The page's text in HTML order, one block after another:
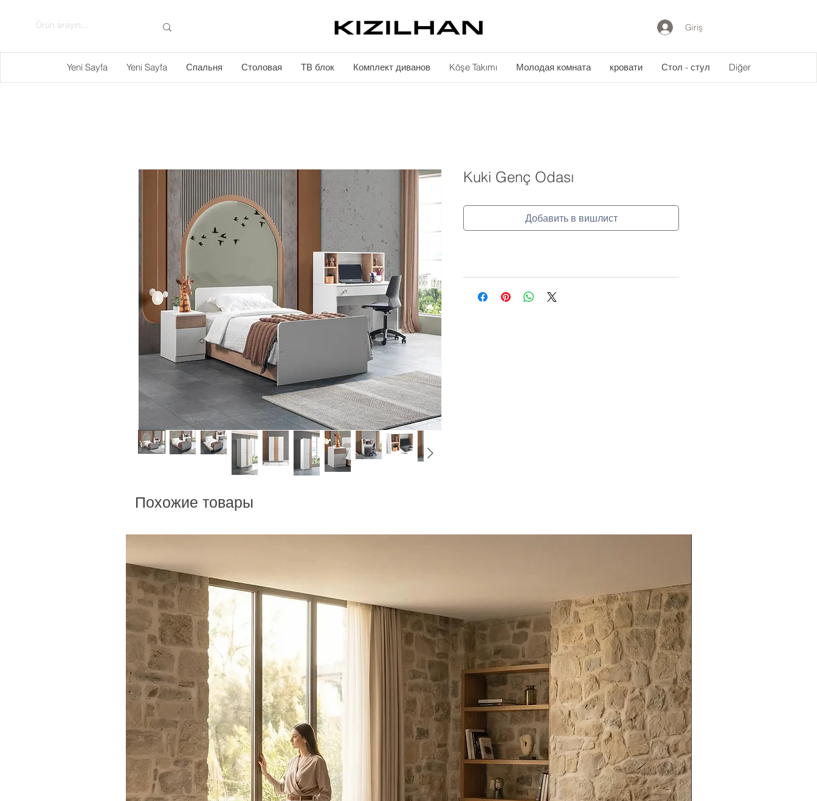
Giriş
Yeni Sayfa Yeni Sayfa Спальня Столовая ТВ блок Комплект диванов Köşe Takımı Молодая комната кровати Стол - стул Diğer
Kuki Genç Odası
Добавить в вишлист
Похожие товары